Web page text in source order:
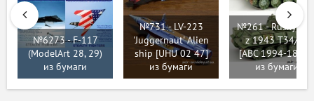
№6273 - F-117
(ModelArt 28, 29)
из бумаги
№731 - LV-223
'Juggernaut' Alien
ship [UHU 02 47]
из бумаги
№261 - Rusky
z 1943 T34/76
[ABC 1994-18-
из бумаги